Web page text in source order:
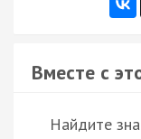
Вместе с
Найдите